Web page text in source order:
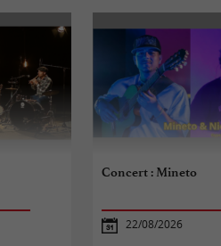
Concert : Mineto
22/08/2026